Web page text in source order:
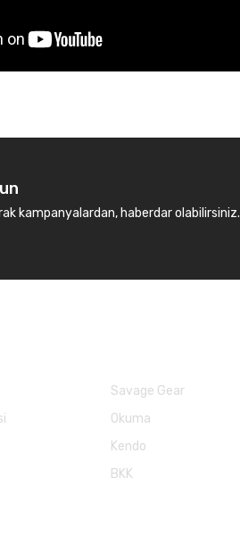
kampanyalardan, haberdar olabilirsiniz.
Savage Gear
Okuma
Kendo
BKK